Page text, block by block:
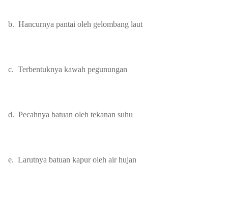
b. Hancurnya pantai oleh gelombang laut
c. Terbentuknya kawah pegunungan
d. Pecahnya batuan oleh tekanan suhu
e. Larutnya batuan kapur oleh air hujan